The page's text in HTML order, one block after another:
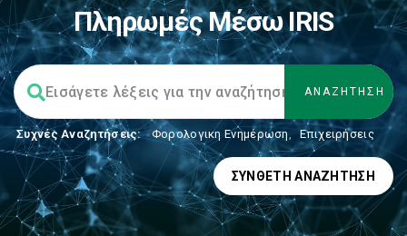
Πληρωμές Μέσω IRIS
Συχνές Αναζητήσεις: Φορολογικη Ενημέρωση, Επιχειρήσεις
ΣΎΝΘΕΤΗ ΑΝΑΖΉΤΗΣΗ